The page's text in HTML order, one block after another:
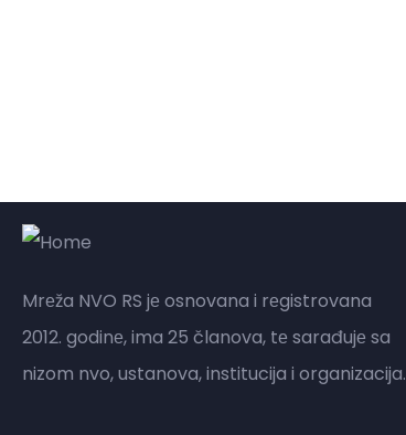
Mrеža NVO RS jе osnovana i rеgistrovana
2012. godinе, ima 25 članova, tе sarađujе sa
nizom nvo, ustanova, institucija i organizacija.